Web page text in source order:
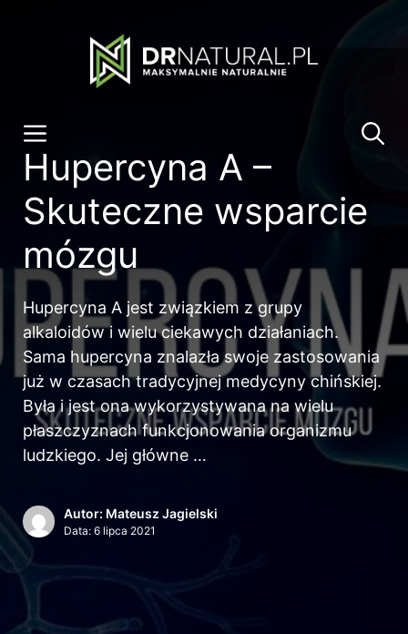
Menu
Hupercyna A –
Skuteczne wsparcie
mózgu
Hupercyna A jest związkiem z grupy
alkaloidów i wielu ciekawych działaniach.
Sama hupercyna znalazła swoje zastosowania
już w czasach tradycyjnej medycyny chińskiej.
Była i jest ona wykorzystywana na wielu
płaszczyznach funkcjonowania organizmu
ludzkiego. Jej główne …
Autor: Mateusz Jagielski
Data: 6 lipca 2021